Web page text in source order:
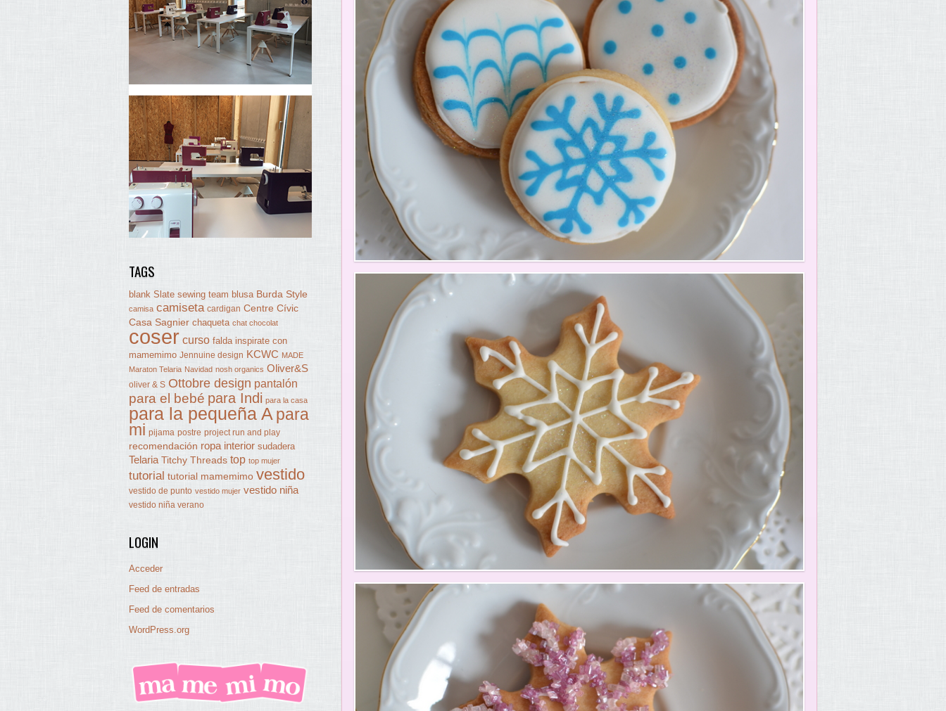
TAGS
blank Slate sewing team blusa Burda Style
camisa camiseta cardigan Centre Cívic
Casa Sagnier chaqueta chat chocolat
coser curso falda inspirate con
mamemimo Jennuine design KCWC MADE
Maraton Telaria Navidad nosh organics Oliver&S
oliver & S Ottobre design pantalón
para el bebé para Indi para la casa
para la pequeña A para
mi pijama postre project run and play
recomendación ropa interior sudadera
Telaria Titchy Threads top top mujer
tutorial tutorial mamemimo vestido
vestido de punto vestido mujer vestido niña
vestido niña verano
LOGIN
Acceder
Feed de entradas
Feed de comentarios
WordPress.org